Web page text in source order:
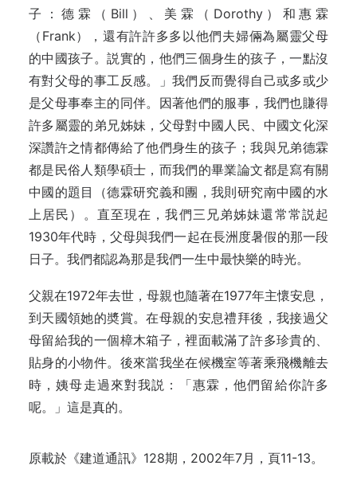
子：德霖（Bill）、美霖（Dorothy）和惠霖
（Frank），還有許許多多以他們夫婦倆為屬靈父母
的中國孩子。説實的，他們三個身生的孩子，一點沒
有對父母的事工反感。」我們反而覺得自己或多或少
是父母事奉主的同伴。因著他們的服事，我們也賺得
許多屬靈的弟兄姊妹，父母對中國人民、中國文化深
深讚許之情都傳給了他們身生的孩子；我與兄弟德霖
都是民俗人類學碩士，而我們的畢業論文都是寫有關
中國的題目（德霖研究義和團，我則研究南中國的水
上居民）。直至現在，我們三兄弟姊妹還常常説起
1930年代時，父母與我們一起在長洲度暑假的那一段
日子。我們都認為那是我們一生中最快樂的時光。
父親在1972年去世，母親也隨著在1977年主懷安息，
到天國領她的奬賞。在母親的安息禮拜後，我接過父
母留給我的一個樟木箱子，裡面載滿了許多珍貴的、
貼身的小物件。後來當我坐在候機室等著乘飛機離去
時，姨母走過來對我説：「惠霖，他們留給你許多
呢。」這是真的。
原載於 《建道通訊》128期，2002年7月，頁11-13。